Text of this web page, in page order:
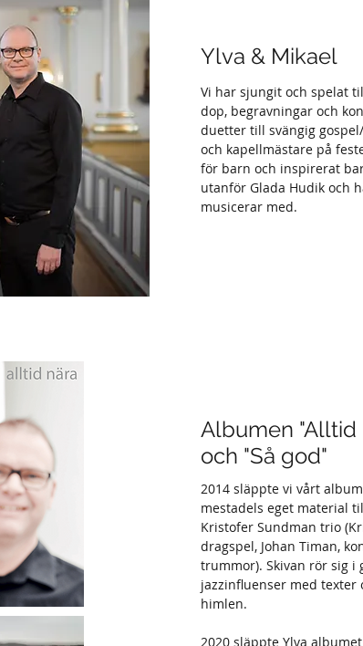
Ylva & Mikael
Vi har sjungit och spelat
dop, begravningar och
duetter till svängig
och kapellmästare på
för barn och inspirerat
utanför Glada Hudik och
musicerar med.
Albumen "Alltid
och "Så god"
2014 släppte vi vårt
mestadels eget material
Kristofer Sundman trio
dragspel, Johan Timan,
trummor). Skivan rör sig i
jazzinfluenser med texter
himlen.
2020 släppte Ylva